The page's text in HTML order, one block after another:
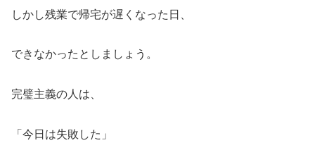
しかし残業で帰宅が遅くなった日、
できなかったとしましょう。
完璧主義の人は、
「今日は失敗した」